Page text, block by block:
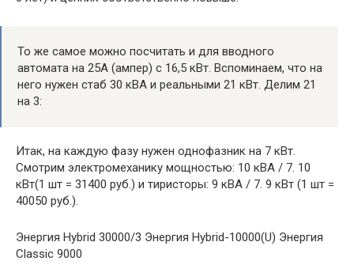
То же самое можно посчитать и для вводного
автомата на 25А (ампер) с 16,5 кВт. Вспоминаем, что на
него нужен стаб 30 кВА и реальными 21 кВт. Делим 21
на 3:
Итак, на каждую фазу нужен однофазник на 7 кВт.
Смотрим электромеханику мощностью: 10 кВА / 7. 10
кВт(1 шт = 31400 руб.) и тиристоры: 9 кВА / 7. 9 кВт (1 шт =
40050 руб.).
Энергия Hybrid 30000/3 Энергия Hybrid-10000(U) Энергия
Classic 9000